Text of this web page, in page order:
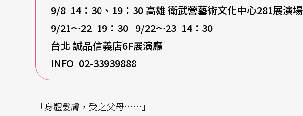
9/8 14 ：30、19：30 高雄 衛武營藝術文化中心281展演場
9/21～22 19：30 9/22～23 14：30
台北 誠品信義店6F展演廳
INFO 02-33939888
「身體髮膚，受之父母……」